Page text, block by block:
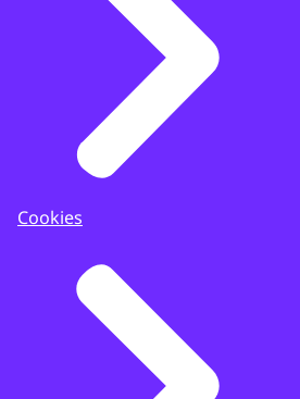
Cookies